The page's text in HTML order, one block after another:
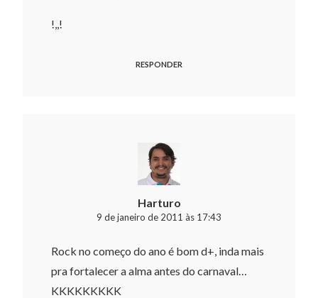
!,,!
RESPONDER
Harturo
9 de janeiro de 2011 às 17:43
Rock no começo do ano é bom d+, inda mais
pra fortalecer a alma antes do carnaval…
KKKKKKKKK